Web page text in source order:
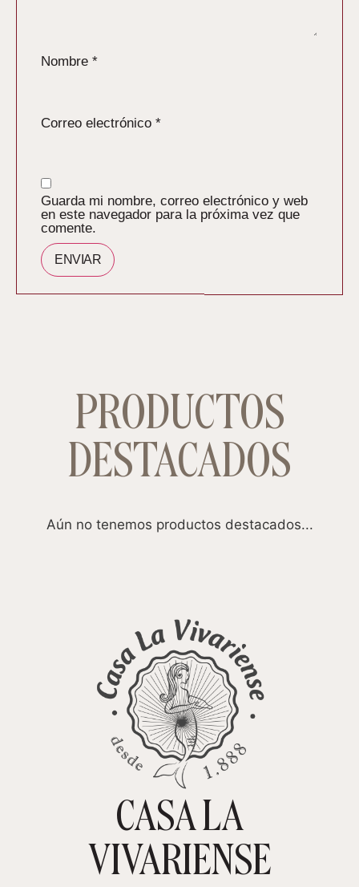
Nombre *
Correo electrónico *
Guarda mi nombre, correo electrónico y web
en este navegador para la próxima vez que
comente.
PRODUCTOS
DESTACADOS
Aún no tenemos productos destacados...
TIENDA ONLINECASA LA
VIVARIENSE